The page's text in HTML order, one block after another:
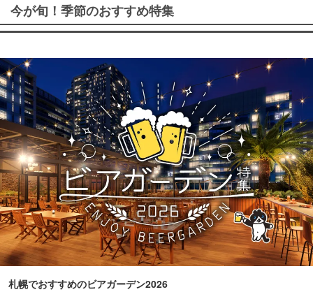
今が旬！季節のおすすめ特集
札幌でおすすめのビアガーデン2026